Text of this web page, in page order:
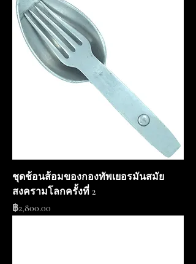
ชุดช้อนส้อมของกองทัพเยอรมันสมัย
สงครามโลกครั้งที่ 2
ราคา
฿2,800.00